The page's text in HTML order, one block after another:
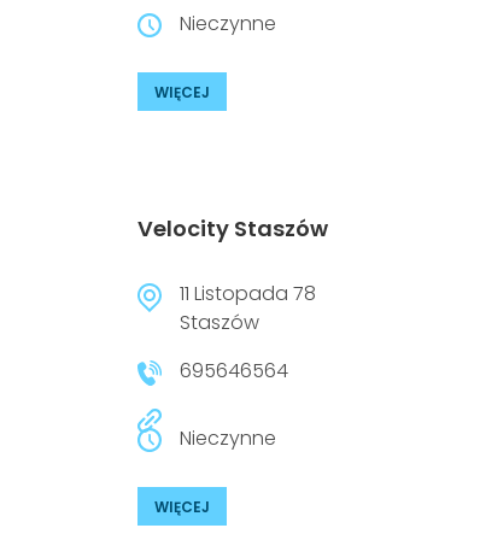
Nieczynne
WIĘCEJ
Velocity Staszów
11 Listopada 78
Staszów
695646564
Nieczynne
WIĘCEJ